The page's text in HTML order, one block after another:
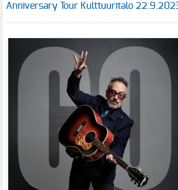
Anniversary Tour Kulttuuritalo